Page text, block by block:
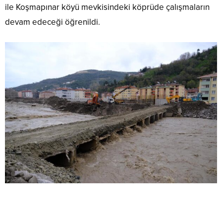
ile Koşmapınar köyü mevkisindeki köprüde çalışmaların
devam edeceği öğrenildi.